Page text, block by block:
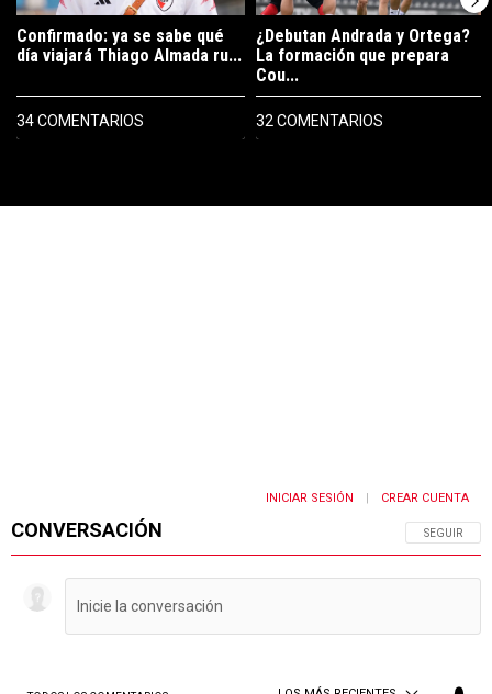
Confirmado: ya se sabe qué
día viajará Thiago Almada ru...
34 COMENTARIOS
¿Debutan Andrada y Ortega?
La formación que prepara
Cou...
32 COMENTARIOS
CONVERSACIÓN SIGA ESTA
SEGUIR
INICIAR SESIÓN CREAR CUENTA